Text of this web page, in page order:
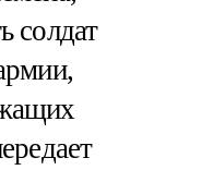
солдат